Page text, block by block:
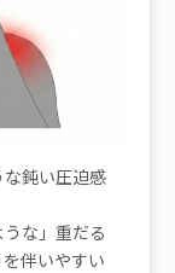
鈍い圧迫感
うな」重だる
伴いやすい